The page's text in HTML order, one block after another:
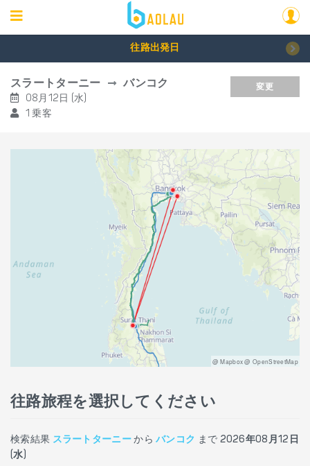
往路出発日
スラートターニー バンコク
08月12日 (水)
1 乗客
変更
@ Mapbox @ OpenStreetMap
往路旅程を選択してください
検索結果 スラートターニーからバンコク まで 2026年08月12日
(水)